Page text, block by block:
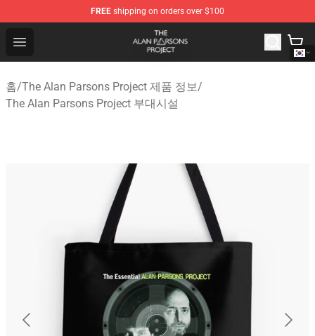
FREE shipping on orders over $100
Open menu
The Alan Parsons Project Store - Official The Alan
홈/The Alan Parsons Project 제품 정보/
The Alan Parsons Project 부대시설